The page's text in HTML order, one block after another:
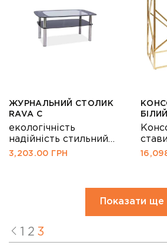
ЖУРНАЛЬНИЙ СТОЛИК
RAVA C
екологічність
надійність стильний
дизайн
3,203.00 ГРН
БІЛИЙ
в
Показати ще
1 2 3